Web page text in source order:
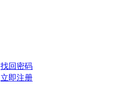
找回密码
立即注册